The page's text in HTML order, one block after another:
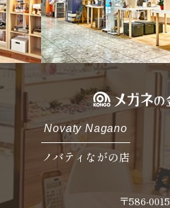
Novaty Nagano
ノバティながの店
〒586-0015